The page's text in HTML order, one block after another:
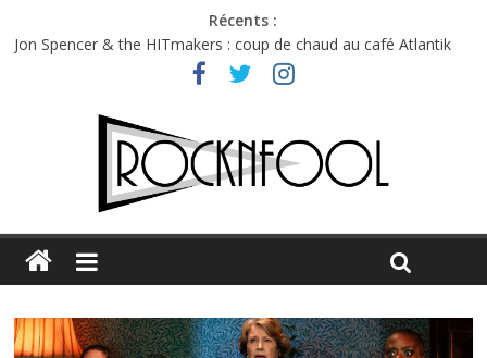
Récents :
Jon Spencer & the HITmakers : coup de chaud au café Atlantik
Hellfest 2026 vendredi : température et émotions en hausse
Hellfest 2026 jeudi : impossible de choisir entre chaleur et bonne
Première édition du Midgard Festival : entre bière, métal et
Charlie Puth à l’Olympia : la leçon de pop du Professeur Puth